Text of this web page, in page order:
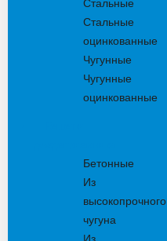
Стальные
Стальные
оцинкованные
Чугунные
Чугунные
оцинкованные
Бетонные
Из
высокопрочного
чугуна